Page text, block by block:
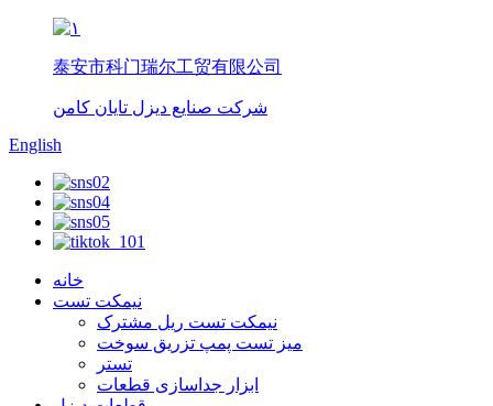
泰安市科门瑞尔工贸有限公司
شرکت صنایع دیزل تایان کامن
English
خانه
نیمکت تست
نیمکت تست ریل مشترک
میز تست پمپ تزریق سوخت
تستر
ابزار جداسازی قطعات